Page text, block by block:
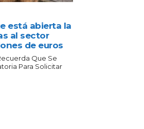
está abierta la
al sector
de euros
Que Se
Para Solicitar